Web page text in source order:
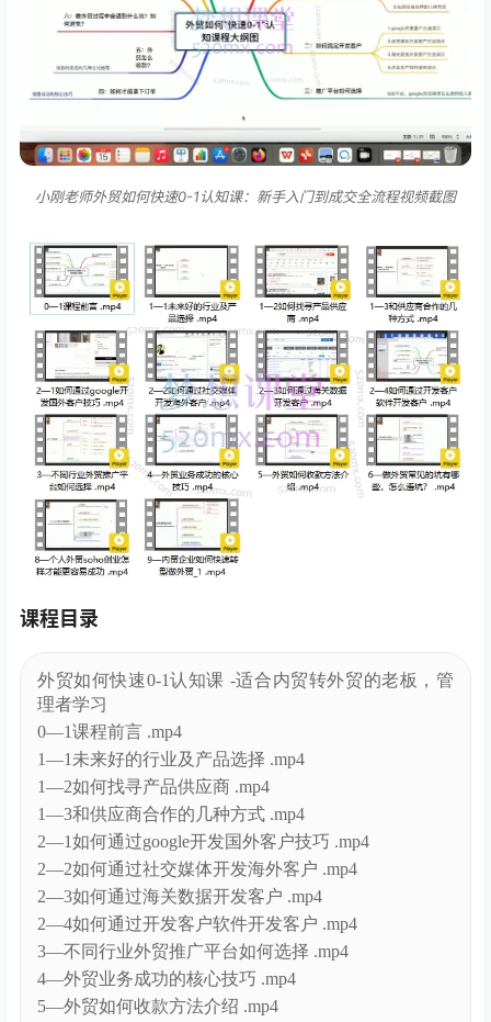
小刚老师外贸如何快速0-1认知课：新手入门到成交全流程视频截图
课程目录
外贸如何快速0-1认知课 -适合内贸转外贸的老板，管
理者学习
0—1课程前言 .mp4
1—1未来好的行业及产品选择 .mp4
1—2如何找寻产品供应商 .mp4
1—3和供应商合作的几种方式 .mp4
2—1如何通过google开发国外客户技巧 .mp4
2—2如何通过社交媒体开发海外客户 .mp4
2—3如何通过海关数据开发客户 .mp4
2—4如何通过开发客户软件开发客户 .mp4
3—不同行业外贸推广平台如何选择 .mp4
4—外贸业务成功的核心技巧 .mp4
5—外贸如何收款方法介绍 .mp4